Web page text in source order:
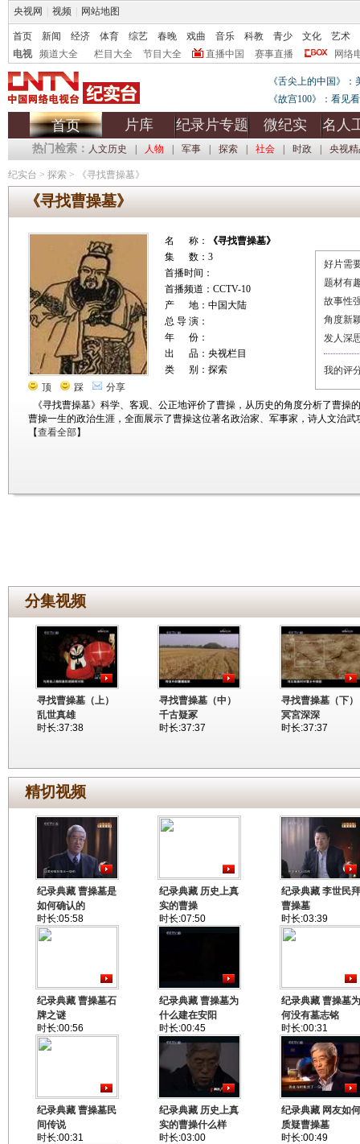
央视网 视频 网站地图
首页 新闻 经济 体育 综艺 春晚 戏曲 音乐 科教 青少 文化
艺术
电视
频道大全 栏目大全 节目大全 直播中国 赛事直播 网络
《舌尖上的中国》
《故宫100》：看见
首页 片库 纪录片专题 微纪实 名人
热门检索： 人文历史 人物 军事 探索 社会 时政 央视
纪实台 > 探索 > 《寻找曹操墓》
《寻找曹操墓》
顶 踩 分享
名 称：
《寻找曹操墓》
集 数：3
首播时间：
首播频道：CCTV-10
产 地：中国大陆
总 导 演：
年 份：
出 品：央视栏目
类 别：探索
《寻找曹操墓》科学、客观、公正地评价了曹操，从历史的角度分析了曹操
曹操一生的政治生涯，全面展示了曹操这位著名政治家、军事家，诗人文治武
【查看全部】
好片需
题材有
故事性
角度新
发人深
我的评
分集视频
寻找曹操墓（上）
乱世真雄
时长:37:38
寻找曹操墓（中）
千古疑冢
时长:37:37
寻找曹操墓（下）
冥宮深深
时长:37:37
精切视频
纪录典藏 曹操墓是
如何确认的
时长:05:58
纪录典藏 历史上真
实的曹操
时长:07:50
纪录典藏 李世民拜
曹操墓
时长:03:39
纪录典藏 曹操墓石
牌之谜
时长:00:56
纪录典藏 曹操墓为
什么建在安阳
时长:00:45
纪录典藏 曹操墓为
何没有墓志铭
时长:00:31
纪录典藏 曹操墓民
间传说
时长:00:31
纪录典藏 历史上真
实的曹操什么样
时长:03:00
纪录典藏 网友如何
质疑曹操墓
时长:00:49